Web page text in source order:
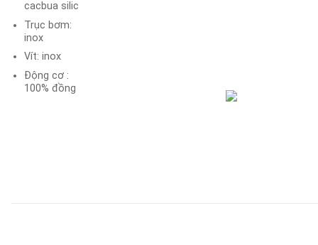
cacbua silic
Trục bơm:
inox
Vít: inox
Động cơ :
100% đồng